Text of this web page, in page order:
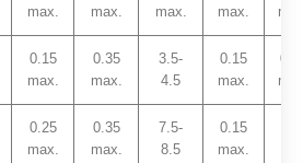
max.
max.
max.
max.
0.15
max.
0.35
max.
3.5-
4.5
0.15
max.
0.25
max.
0.35
max.
7.5-
8.5
0.15
max.